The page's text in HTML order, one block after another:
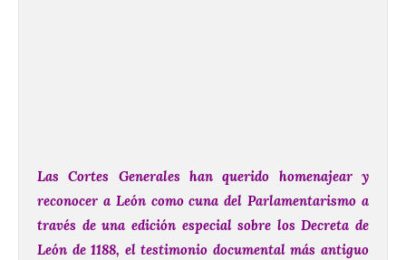
Las Cortes Generales han querido homenajear y
reconocer a León como cuna del Parlamentarismo a
través de una edición especial sobre los Decreta de
León de 1188, el testimonio documental más antiguo